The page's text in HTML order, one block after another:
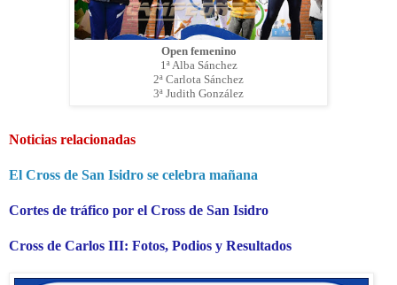
Open femenino
1ª Alba Sánchez
2ª Carlota Sánchez
3ª Judith González
Noticias relacionadas
El Cross de San Isidro se celebra mañana
Cortes de tráfico por el Cross de San Isidro
Cross de Carlos III: Fotos, Podios y Resultados